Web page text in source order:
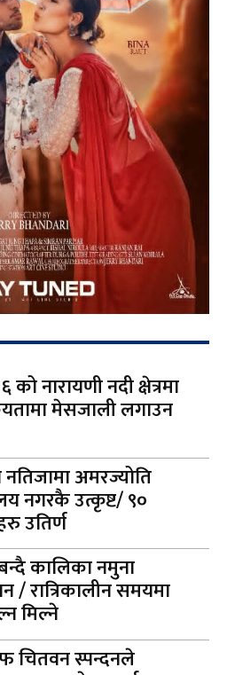
नारायणी नदी क्षेत्रमा
मेसजाली लगाउन
अमरज्योति
नगरकै उत्कृष्ट/ ९०
उतिर्ण
कालिका नमुना
/ रात्रिकालीन समयमा
मिल्ने
चितवन स्पन्दनले